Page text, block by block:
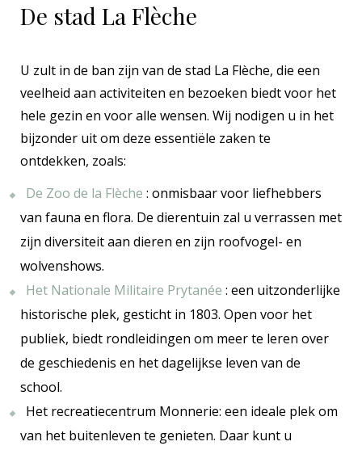
De stad La Flèche
U zult in de ban zijn van de stad La Flèche, die een
veelheid aan activiteiten en bezoeken biedt voor het
hele gezin en voor alle wensen. Wij nodigen u in het
bijzonder uit om deze essentiële zaken te
ontdekken, zoals:
De Zoo de la Flèche : onmisbaar voor liefhebbers
van fauna en flora. De dierentuin zal u verrassen met
zijn diversiteit aan dieren en zijn roofvogel- en
wolvenshows.
Het Nationale Militaire Prytanée : een uitzonderlijke
historische plek, gesticht in 1803. Open voor het
publiek, biedt rondleidingen om meer te leren over
de geschiedenis en het dagelijkse leven van de
school.
Het recreatiecentrum Monnerie: een ideale plek om
van het buitenleven te genieten. Daar kunt u